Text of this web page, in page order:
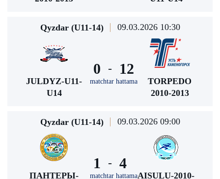
Qyzdar (U11-14) 09.03.2026 10:30
JULDYZ-U11-
U14
0 -
matchtar hattama
12
TORPEDO
2010-2013
Qyzdar (U11-14) 09.03.2026 09:00
ПАНТЕРЫ-
1 -
matchtar hattama
4
AISULU-2010-